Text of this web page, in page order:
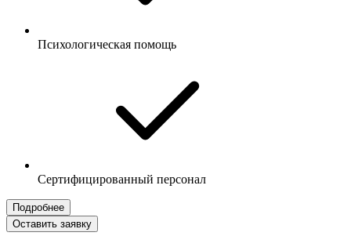
Психологическая помощь
Сертифицированный персонал
Подробнее
Оставить заявку